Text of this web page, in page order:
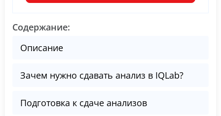
Содержание:
Описание
Зачем нужно сдавать анализ в IQLab?
Подготовка к сдаче анализов